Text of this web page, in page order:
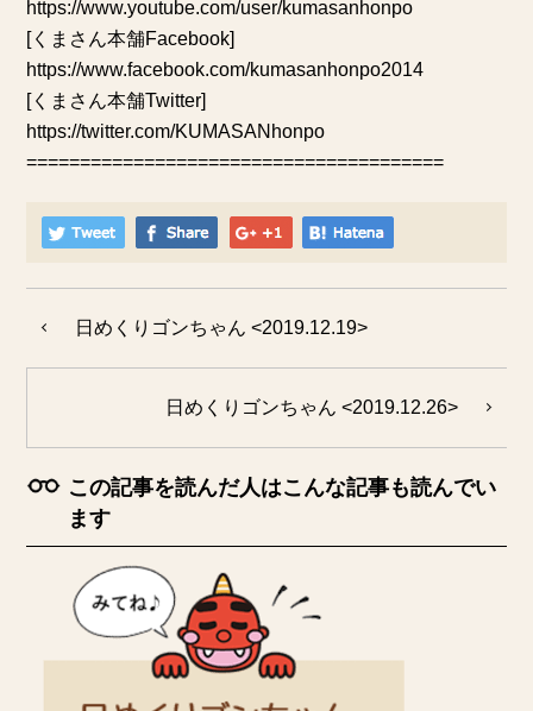
https://www.youtube.com/user/kumasanhonpo
[くまさん本舗Facebook]
https://www.facebook.com/kumasanhonpo2014
[くまさん本舗Twitter]
https://twitter.com/KUMASANhonpo
=======================================
日めくりゴンちゃん <2019.12.19>
日めくりゴンちゃん <2019.12.26>
この記事を読んだ人はこんな記事も読んでい
ます